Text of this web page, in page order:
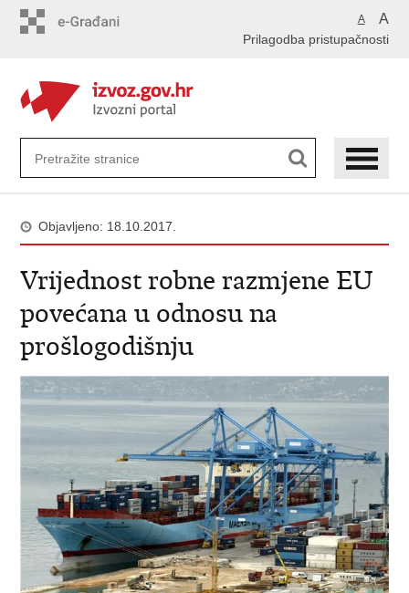
A A
Prilagodba pristupačnosti
Objavljeno: 18.10.2017.
Vrijednost robne razmjene EU
povećana u odnosu na
prošlogodišnju